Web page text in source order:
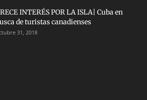
INTERÉS POR LA ISLA| Cuba en
de turistas canadienses
31, 2018